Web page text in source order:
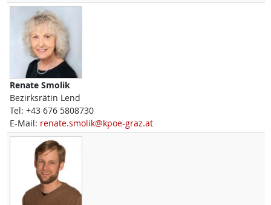
Renate Smolik
Bezirksrätin Lend
Tel: +43 676 5808730
E-Mail: renate.smolik@kpoe-graz.at